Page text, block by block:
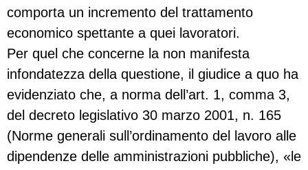
comporta un incremento del trattamento
economico spettante a quei lavoratori.
Per quel che concerne la non manifesta
infondatezza della questione, il giudice a quo ha
evidenziato che, a norma dell’art. 1, comma 3,
del decreto legislativo 30 marzo 2001, n. 165
(Norme generali sull’ordinamento del lavoro alle
dipendenze delle amministrazioni pubbliche), «le